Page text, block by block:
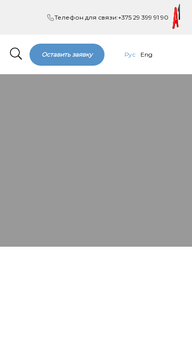
Телефон для связи:+375 29 399 91 90
Оставить заявку Рус Eng